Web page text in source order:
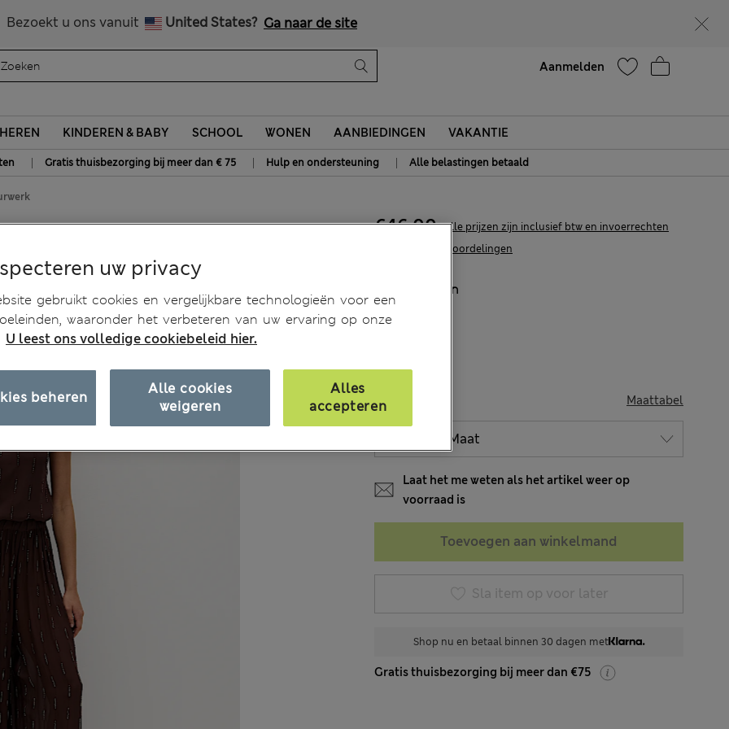
Bezoekt u ons vanuit United States? Ga naar de site
Aanmelden
HEREN KINDEREN & BABY SCHOOL WONEN AANBIEDINGEN VAKANTIE
| Gratis thuisbezorging bij meer dan € 75 | Hulp en ondersteuning | Alle belastingen betaald
13 Beoordelingen
€46,00 Alle prijzen zijn inclusief btw en invoerrechten
Bruin
Uitverkocht
MAAT Maattabel
Laat het me weten als het artikel weer op
voorraad is
Toevoegen aan winkelmand
Sla item op voor later
Shop nu en betaal binnen 30 dagen met
Gratis thuisbezorging bij meer dan €75
uw privacy
gebruikt cookies en vergelijkbare technologieën voor een
waaronder het verbeteren van uw ervaring op onze
U leest ons volledige cookiebeleid hier.
Alle cookies
weigeren
Alles
accepteren
beheren